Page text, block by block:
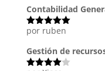
Contabilidad
Valorado
por ruben
Gestión de